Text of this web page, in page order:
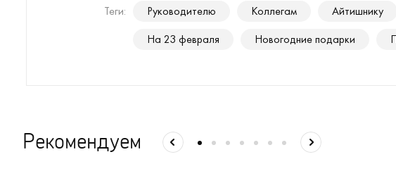
Теги: Руководителю Коллегам Айтишнику
На 23 февраля
Новогодние подарки
Рекомендуем